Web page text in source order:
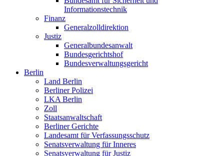
Informationstechnik
Finanz
Generalzolldirektion
Justiz
Generalbundesanwalt
Bundesgerichtshof
Bundesverwaltungsgericht
Berlin
Land Berlin
Berliner Polizei
LKA Berlin
Zoll
Staatsanwaltschaft
Berliner Gerichte
Landesamt für Verfassungsschutz
Senatsverwaltung für Inneres
Senatsverwaltung für Justiz